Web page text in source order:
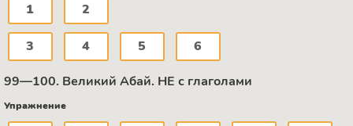
1 2
3 4 5 6
99—100. Великий Абай. НЕ с глаголами
Упражнение